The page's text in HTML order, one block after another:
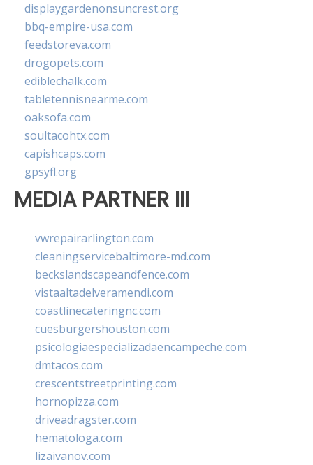
displaygardenonsuncrest.org
bbq-empire-usa.com
feedstoreva.com
drogopets.com
ediblechalk.com
tabletennisnearme.com
oaksofa.com
soultacohtx.com
capishcaps.com
gpsyfl.org
MEDIA PARTNER III
vwrepairarlington.com
cleaningservicebaltimore-md.com
beckslandscapeandfence.com
vistaaltadelveramendi.com
coastlinecateringnc.com
cuesburgershouston.com
psicologiaespecializadaencampeche.com
dmtacos.com
crescentstreetprinting.com
hornopizza.com
driveadragster.com
hematologa.com
lizaivanov.com